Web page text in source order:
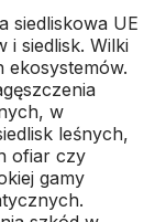
siedliskowa UE
i siedlisk. Wilki
ekosystemów.
w
leśnych,
ofiar czy
gamy